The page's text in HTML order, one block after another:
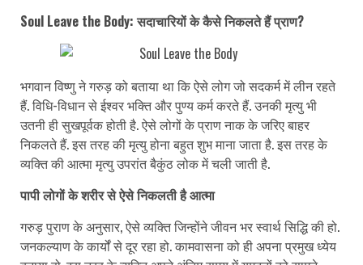
Soul Leave the Body: सदाचारियों के कैसे निकलते हैं प्राण?
भगवान विष्णु ने गरुड़ को बताया था कि ऐसे लोग जो सदकर्म में लीन रहते
हैं. विधि-विधान से ईश्वर भक्ति और पुण्य कर्म करते हैं. उनकी मृत्यु भी
उतनी ही सुखपूर्वक होती है. ऐसे लोगों के प्राण नाक के जरिए बाहर
निकलते हैं. इस तरह की मृत्यु होना बहुत शुभ माना जाता है. इस तरह के
व्यक्ति की आत्मा मृत्यु उपरांत बैकुंठ लोक में चली जाती है.
पापी लोगों के शरीर से ऐसे निकलती है आत्मा
गरुड़ पुराण के अनुसार, ऐसे व्यक्ति जिन्होंने जीवन भर स्वार्थ सिद्धि की हो.
जनकल्याण के कार्यों से दूर रहा हो. कामवासना को ही अपना प्रमुख ध्येय